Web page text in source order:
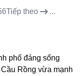
6Tiếp theo
...
phố đáng sống
Rồng vừa mạnh